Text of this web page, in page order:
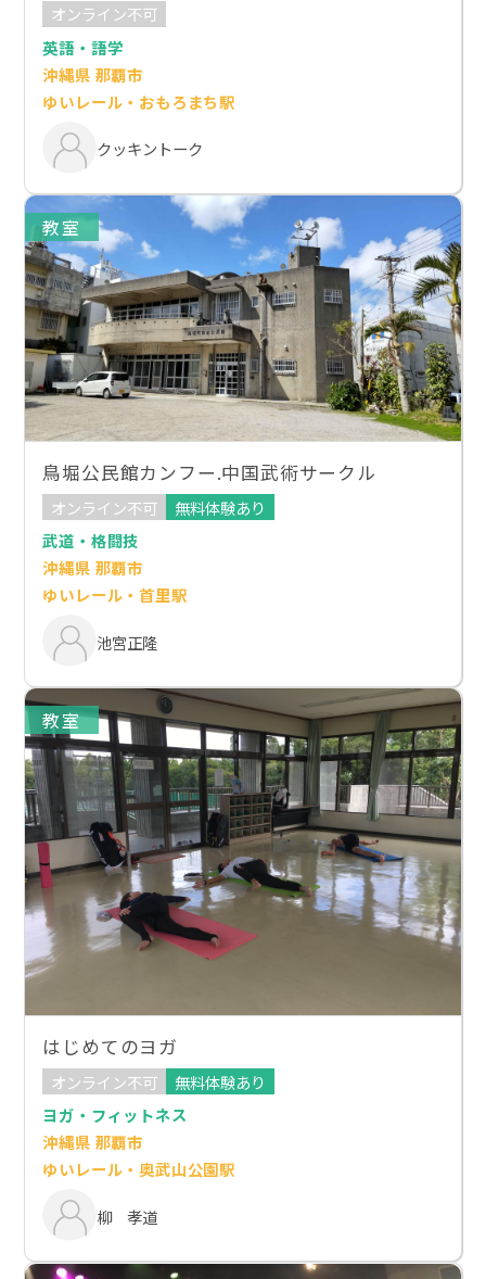
オンライン不可
英語・語学
沖縄県 那覇市
ゆいレール・おもろまち駅
クッキントーク
教室
鳥堀公民館カンフー.中国武術サークル
オンライン不可
無料体験あり
武道・格闘技
沖縄県 那覇市
ゆいレール・首里駅
池宮正隆
教室
はじめてのヨガ
オンライン不可
無料体験あり
ヨガ・フィットネス
沖縄県 那覇市
ゆいレール・奥武山公園駅
柳 孝道